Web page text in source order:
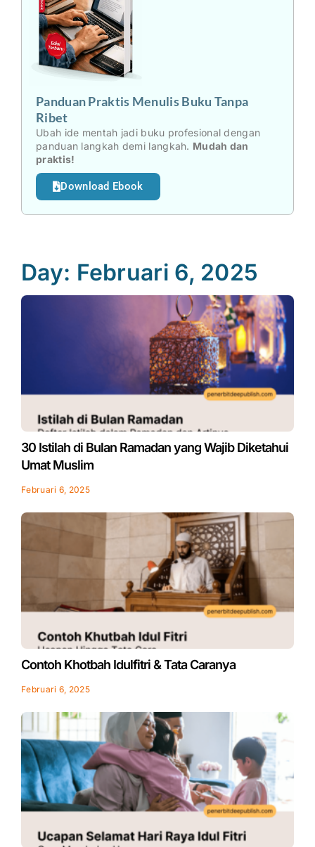
Panduan Praktis Menulis Buku Tanpa
Ribet
Ubah ide mentah jadi buku profesional dengan
panduan langkah demi langkah. Mudah dan
praktis!
Download Ebook
Day: Februari 6, 2025
30 Istilah di Bulan Ramadan yang Wajib Diketahui
Umat Muslim
Februari 6, 2025
Contoh Khotbah Idulfitri & Tata Caranya
Februari 6, 2025